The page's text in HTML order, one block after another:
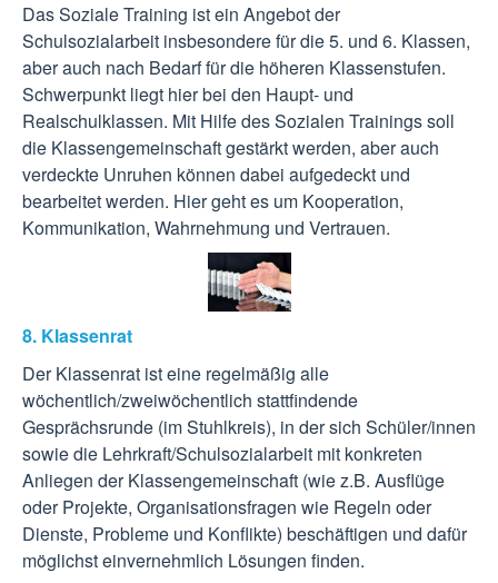
Das Soziale Training ist ein Angebot der
Schulsozialarbeit insbesondere für die 5. und 6. Klassen,
aber auch nach Bedarf für die höheren Klassenstufen.
Schwerpunkt liegt hier bei den Haupt- und
Realschulklassen. Mit Hilfe des Sozialen Trainings soll
die Klassengemeinschaft gestärkt werden, aber auch
verdeckte Unruhen können dabei aufgedeckt und
bearbeitet werden. Hier geht es um Kooperation,
Kommunikation, Wahrnehmung und Vertrauen.
8. Klassenrat
Der Klassenrat ist eine regelmäßig alle
wöchentlich/zweiwöchentlich stattfindende
Gesprächsrunde (im Stuhlkreis), in der sich Schüler/innen
sowie die Lehrkraft/Schulsozialarbeit mit konkreten
Anliegen der Klassengemeinschaft (wie z.B. Ausflüge
oder Projekte, Organisationsfragen wie Regeln oder
Dienste, Probleme und Konflikte) beschäftigen und dafür
möglichst einvernehmlich Lösungen finden.